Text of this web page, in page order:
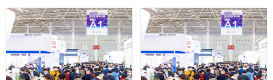
高峰活动预告...
准|CBE首秀...